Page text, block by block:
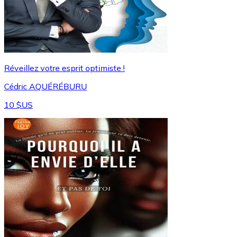
Réveillez votre esprit optimiste !
Cédric AQUÉRÉBURU
10 $US